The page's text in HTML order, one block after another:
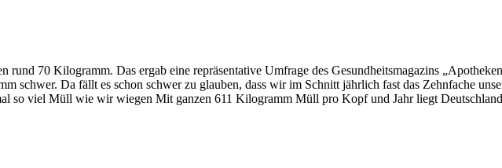
70 Kilogramm. Das ergab eine repräsentative Umfrage des Gesundheitsmagazins
schwer. Da fällt es schon schwer zu glauben, dass wir im Schnitt jährlich fast das Zehnfache
so viel Müll wie wir wiegen Mit ganzen 611 Kilogramm Müll pro Kopf und Jahr liegt